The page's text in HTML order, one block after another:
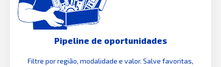
Pipeline de oportunidades
Filtre por região, modalidade e valor. Salve favoritas,